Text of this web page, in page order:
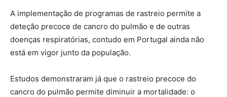
A implementação de programas de rastreio permite a
deteção precoce de cancro do pulmão e de outras
doenças respiratórias, contudo em Portugal ainda não
está em vigor junto da população.
Estudos demonstraram já que o rastreio precoce do
cancro do pulmão permite diminuir a mortalidade: o